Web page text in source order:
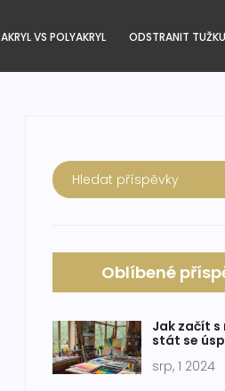
AKRYL VS POLYAKRYL ODSTRANIT TUŽKU
Oblíbené
Jak začít
stát se
srp, 1 2024